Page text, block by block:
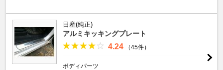
日産(純正)
アルミキッキングプレート
4.24 （45件）
ボディパーツ